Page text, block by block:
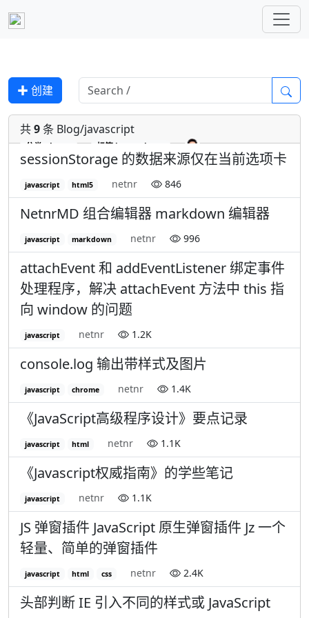
✚ 创建
共9条 Blog/javascript
分类 Blog 标签javascript
sessionStorage 的数据来源仅在当前选项卡
javascript html5 netnr 846
NetnrMD 组合编辑器 markdown 编辑器
javascript markdown netnr 996
attachEvent 和 addEventListener 绑定事件
处理程序，解决 attachEvent 方法中 this 指
向 window 的问题
javascript netnr 1.2K
console.log 输出带样式及图片
javascript chrome netnr 1.4K
《JavaScript高级程序设计》要点记录
javascript html netnr 1.1K
《Javascript权威指南》的学些笔记
javascript netnr 1.1K
JS 弹窗插件 JavaScript 原生弹窗插件 Jz 一个
轻量、简单的弹窗插件
javascript html css netnr 2.4K
头部判断 IE 引入不同的样式或 JavaScript